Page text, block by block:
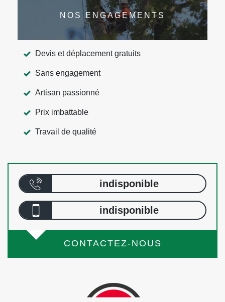
NOS ENGAGEMENTS
Devis et déplacement gratuits
Sans engagement
Artisan passionné
Prix imbattable
Travail de qualité
indisponible
indisponible
CONTACTEZ-NOUS